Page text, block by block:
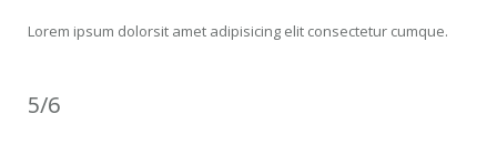
Lorem ipsum dolorsit amet adipisicing elit consectetur cumque.
5/6